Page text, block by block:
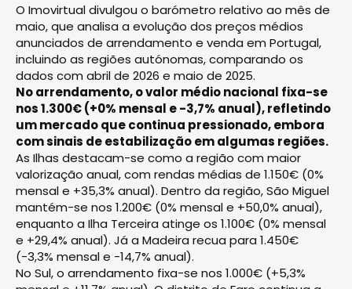
O Imovirtual divulgou o barómetro relativo ao mês de
maio, que analisa a evolução dos preços médios
anunciados de arrendamento e venda em Portugal,
incluindo as regiões autónomas, comparando os
dados com abril de 2026 e maio de 2025.
No arrendamento, o valor médio nacional fixa-se
nos 1.300€ (+0% mensal e -3,7% anual), refletindo
um mercado que continua pressionado, embora
com sinais de estabilização em algumas regiões.
As Ilhas destacam-se como a região com maior
valorização anual, com rendas médias de 1.150€ (0%
mensal e +35,3% anual). Dentro da região, São Miguel
mantém-se nos 1.200€ (0% mensal e +50,0% anual),
enquanto a Ilha Terceira atinge os 1.100€ (0% mensal
e +29,4% anual). Já a Madeira recua para 1.450€
(-3,3% mensal e -14,7% anual).
No Sul, o arrendamento fixa-se nos 1.000€ (+5,3%